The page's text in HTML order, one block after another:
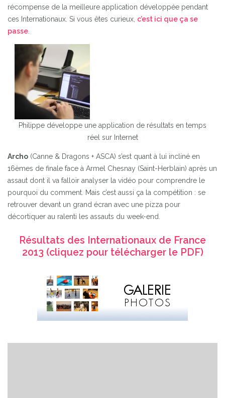
récompense de la meilleure application développée pendant
ces Internationaux. Si vous êtes curieux, c’est ici que ça se
passe.
Philippe développe une application de résultats en temps
réel sur Internet
Archo (Canne & Dragons + ASCA) s’est quant à lui incliné en
16èmes de finale face à Armel Chesnay (Saint-Herblain) après un
assaut dont il va falloir analyser la vidéo pour comprendre le
pourquoi du comment. Mais c’est aussi ça la compétition : se
retrouver devant un grand écran avec une pizza pour
décortiquer au ralenti les assauts du week-end.
Résultats des Internationaux de France
2013 (cliquez pour télécharger le PDF)